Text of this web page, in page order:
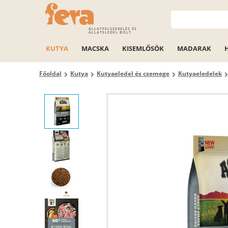
ÁLLATFELSZERELÉS ÉS
ÁLLATELEDEL BOLT
KUTYA MACSKA KISEMLŐSÖK MADARAK
Főoldal Kutya Kutyaeledel és csemege Kutyaeledelek